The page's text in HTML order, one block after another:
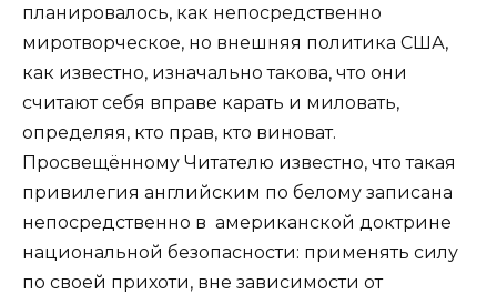
планировалось, как непосредственно
миротворческое, но внешняя политика США,
как известно, изначально такова, что они
считают себя вправе карать и миловать,
определяя, кто прав, кто виноват.
Просвещённому Читателю известно, что такая
привилегия английским по белому записана
непосредственно в американской доктрине
национальной безопасности: применять силу
по своей прихоти, вне зависимости от